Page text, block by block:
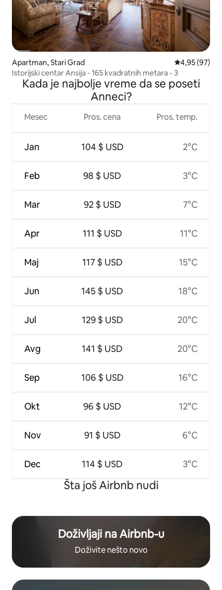
Apartman, Stari Grad Prosečna
4,95 (97)
Istorijski centar Ansija - 165 kvadratnih metara - 3
Kada je najbolje vreme da se poseti
Anneci?
Mesec
Jan
Feb
Mar
Apr
Maj
Jun
Jul
Avg
Sep
Okt
Nov
Dec
Pros. cena
104 $ USD
98 $ USD
92 $ USD
111 $ USD
117 $ USD
145 $ USD
129 $ USD
141 $ USD
106 $ USD
96 $ USD
91 $ USD
114 $ USD
Pros. temp.
2°C
3°C
7°C
11°C
15°C
18°C
20°C
20°C
16°C
12°C
6°C
3°C
Šta još Airbnb nudi
Doživljaji na Airbnb-u
Doživite nešto novo